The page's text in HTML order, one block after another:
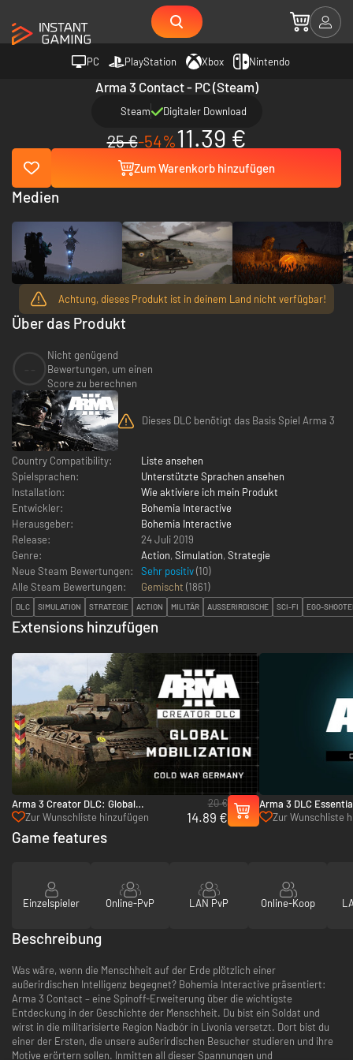
PC PlayStation Xbox Nintendo
Arma 3 Contact - PC (Steam)
Steam Digitaler Download
25 €-54%11.39 €
Zum Warenkorb hinzufügen
Achtung, dieses Produkt ist in deinem Land nicht verfügbar!
Über das Produkt
Nicht genügend
Bewertungen, um einen
Score zu berechnen
Dieses DLC benötigt das Basis Spiel Arma 3
Country Compatibility:
Liste ansehen
Spielsprachen:
Unterstützte Sprachen ansehen
Installation:
Wie aktiviere ich mein Produkt
Entwickler:
Bohemia Interactive
Herausgeber:
Bohemia Interactive
Release:
24 Juli 2019
Genre:
Action, Simulation, Strategie
Neue Steam Bewertungen:
Sehr positiv(10)
Alle Steam Bewertungen:
Gemischt (1861)
DLC SIMULATION STRATEGIE ACTION MILITÄR AUSSERIRDISCHE SCI-FI EGO-
Extensions hinzufügen
Arma 3 Creator DLC: Global
Mobilization - Cold War Germany - PC
Zur Wunschliste hinzufügen
20 €
14.89 €
Arma 3 DLC
Zur Wunschliste
Medien
Game features
Einzelspieler Online-PvP LAN PvP Online-Koop
Beschreibung
Was wäre, wenn die Menschheit auf der Erde plötzlich einer
außerirdischen Intelligenz begegnet? Bohemia Interactive präsentiert:
Arma 3 Contact – eine Spinoff-Erweiterung über die wichtigste
Entdeckung in der Geschichte der Menschheit. Du bist ein Soldat und
wirst in die militarisierte Region Nadbór in Livonia versetzt. Dort bist du
einer der Ersten, die unsere außerirdischen Besucher studieren und ihre
Motive erörtern sollen. Inmitten all dieser Spannungen und